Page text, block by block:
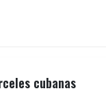
cubanas